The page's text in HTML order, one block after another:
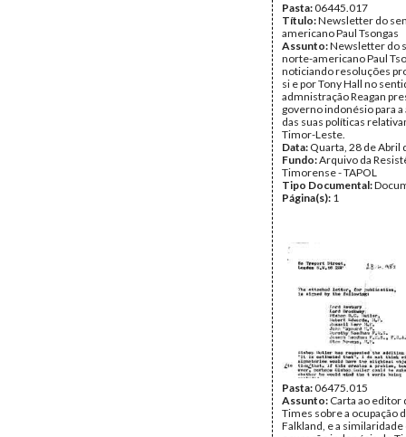
Pasta:06445.017
Título:Newsletter do
americano Paul Tsongas
Assunto:Newsletter do
norte-americano Paul
noticiando resoluções
si e por Tony Hall no
admnistração Reagan
governo indonésio para
das suas políticas
Timor-Leste.
Data: Quarta, 28 de Abril
Fundo:Arquivo da
Timorense - TAPOL
Tipo Documental:
Página(s): 1
Pasta:06475.015
Assunto: Carta ao editor
Times sobre a ocupação
Falkland, e a similaridade